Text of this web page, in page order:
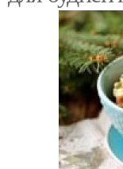
Соленые
Салат с